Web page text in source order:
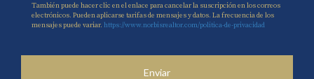
También puede hacer clic en el enlace para cancelar la suscripción en los correos
electrónicos. Pueden aplicarse tarifas de mensajes y datos. La frecuencia de los
mensajes puede variar. https://www.norbisrealtor.com/politica-de-privacidad
Enviar